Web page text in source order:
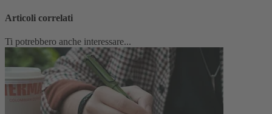
Articoli correlati
Ti potrebbero anche interessare...